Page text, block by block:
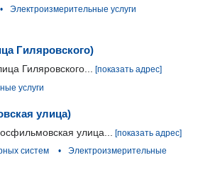
•
Электроизмерительные услуги
Гиляровского)
Гиляровского...
[показать адрес]
услуги
улица)
улица...
[показать адрес]
систем •
Электроизмерительные